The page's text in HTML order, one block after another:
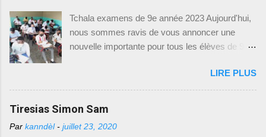
https://drive.google.com/drive/(Baccalauréat
Unique)]. Ce lien vous dirigera vers une page où
vous trouverez une liste de modèles d'exam...
Légitime, la constituante se réunit aux Gonaïves
et élabora la constitution de 1889. Et du même
coup, elle élit Florvil Hyppolite pour sept ans.
nomma Antenor Firmin ministre des finances et
des relations extérieures. Durant le conflit qui
opposait l’ouest contre le nord pendant le
mandat de Légitime, Le N ord avait cédé l...
Tchala examens de 9e année 2023 Aujourd'hui,
nous sommes ravis de vous annoncer une
nouvelle importante pour tous les élèves de 9e
l'Éducation Nationale et de la Formation
Professionnelle (MENFP), par le biais de la
Direction de l'Enseignement Fondamental
vient de mettre à disposition des modèles
LIRE PLUS
Tiresias Simon Sam
Par kanndèl - juillet 23, 2020